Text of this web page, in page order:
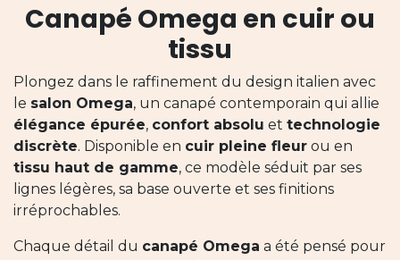
Canapé Omega en cuir ou
tissu
Plongez dans le raffinement du design italien avec
le salon Omega, un canapé contemporain qui allie
élégance épurée, confort absolu et technologie
discrète. Disponible en cuir pleine fleur ou en
tissu haut de gamme, ce modèle séduit par ses
lignes légères, sa base ouverte et ses finitions
irréprochables.
Chaque détail du canapé Omega a été pensé pour